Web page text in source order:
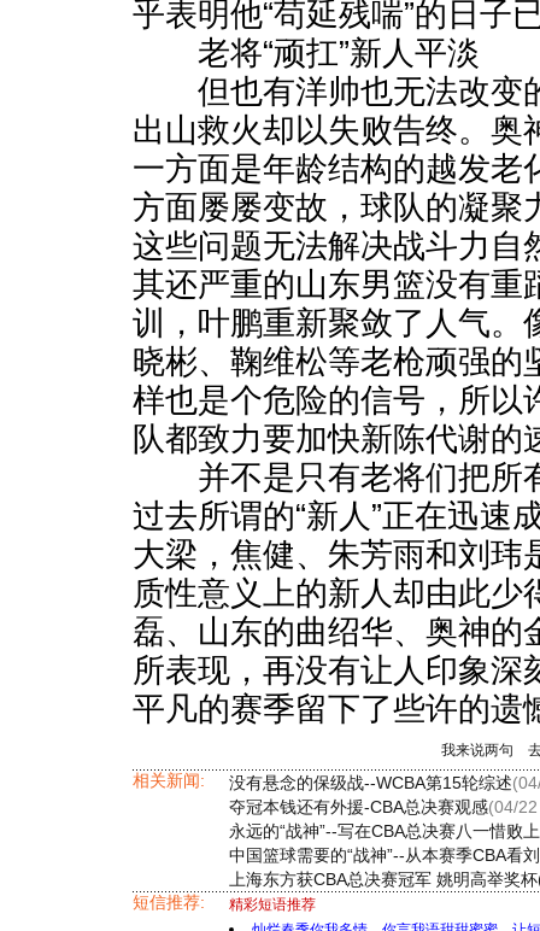
乎表明他“苟延残喘”的日子
老将“顽扛”新人平淡
但也有洋帅也无法改变
出山救火却以失败告终。奥
一方面是年龄结构的越发老
方面屡屡变故，球队的凝聚
这些问题无法解决战斗力自
其还严重的山东男篮没有重
训，叶鹏重新聚敛了人气。
晓彬、鞠维松等老枪顽强的
样也是个危险的信号，所以
队都致力要加快新陈代谢的
并不是只有老将们把所
过去所谓的“新人”正在迅速
大梁，焦健、朱芳雨和刘玮
质性意义上的新人却由此少
磊、山东的曲绍华、奥神的
所表现，再没有让人印象深
平凡的赛季留下了些许的遗
我来说两句
相关新闻: 没有悬念的保级战--WCBA第15轮综述
夺冠本钱还有外援-CBA总决赛观感(04/
永远的“战神”--写在CBA总决赛八一惜败
中国篮球需要的“战神”--从本赛季CBA看
上海东方获CBA总决赛冠军 姚明高举奖
短信推荐:
精彩短语推荐